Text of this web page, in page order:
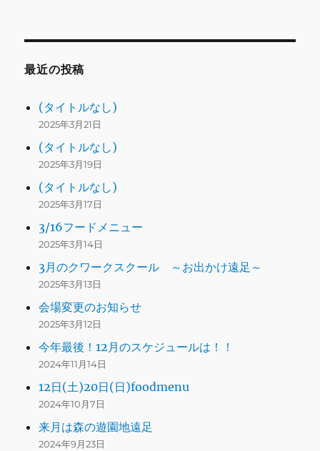
最近の投稿
(タイトルなし)
2025年3月21日
(タイトルなし)
2025年3月19日
(タイトルなし)
2025年3月17日
3/16フードメニュー
2025年3月14日
3月のクワークスクール ～お出かけ遠足～
2025年3月13日
会場変更のお知らせ
2025年3月12日
今年最後！12月のスケジュールは！！
2024年11月14日
12日(土)20日(日)foodmenu
2024年10月7日
来月は森の遊園地遠足
2024年9月23日